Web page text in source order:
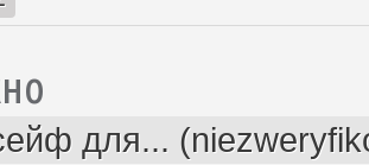
для...